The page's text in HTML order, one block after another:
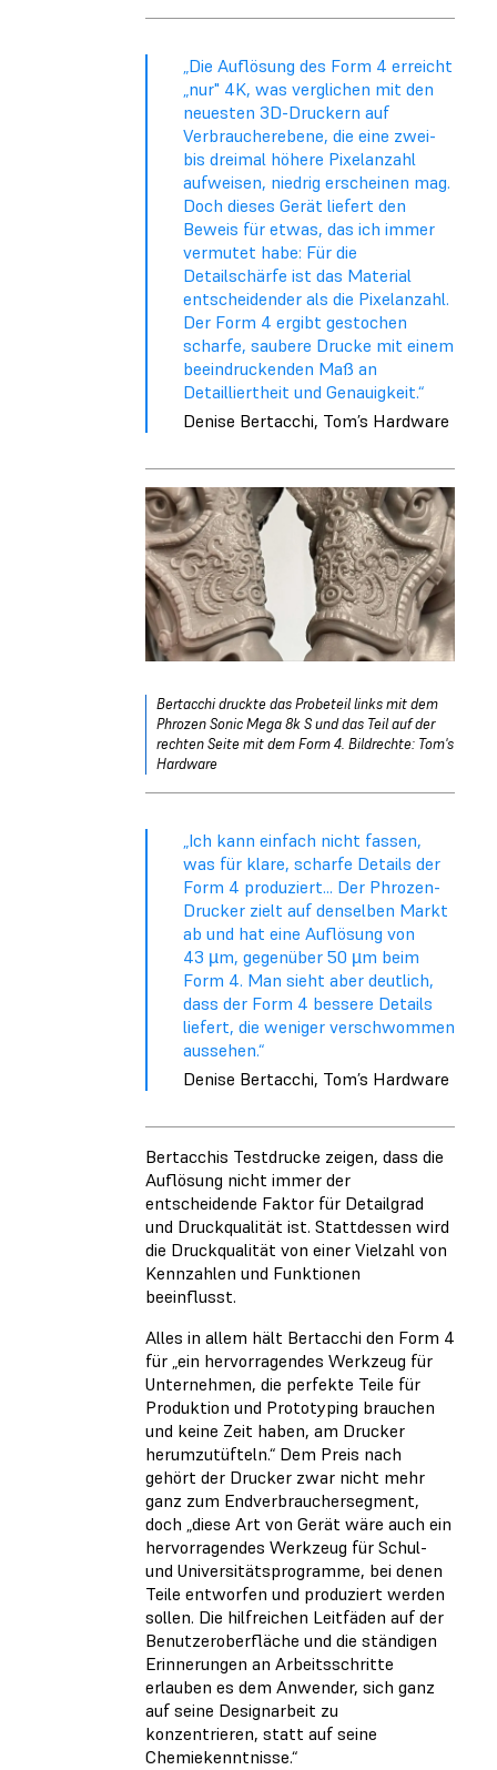
„Die Auflösung des Form 4 erreicht
„nur" 4K, was verglichen mit den
neuesten 3D-Druckern auf
Verbraucherebene, die eine zwei-
bis dreimal höhere Pixelanzahl
aufweisen, niedrig erscheinen mag.
Doch dieses Gerät liefert den
Beweis für etwas, das ich immer
vermutet habe: Für die
Detailschärfe ist das Material
entscheidender als die Pixelanzahl.
Der Form 4 ergibt gestochen
scharfe, saubere Drucke mit einem
beeindruckenden Maß an
Detailliertheit und Genauigkeit.“
Denise Bertacchi, Tom’s Hardware
Bertacchi druckte das Probeteil links mit dem
Phrozen Sonic Mega 8k S und das Teil auf der
rechten Seite mit dem Form 4. Bildrechte: Tom's
Hardware
„Ich kann einfach nicht fassen,
was für klare, scharfe Details der
Form 4 produziert... Der Phrozen-
Drucker zielt auf denselben Markt
ab und hat eine Auflösung von
43 µm, gegenüber 50 µm beim
Form 4. Man sieht aber deutlich,
dass der Form 4 bessere Details
liefert, die weniger verschwommen
aussehen.“
Denise Bertacchi, Tom’s Hardware
Bertacchis Testdrucke zeigen, dass die
Auflösung nicht immer der
entscheidende Faktor für Detailgrad
und Druckqualität ist. Stattdessen wird
die Druckqualität von einer Vielzahl von
Kennzahlen und Funktionen
beeinflusst.
Alles in allem hält Bertacchi den Form 4
für „ein hervorragendes Werkzeug für
Unternehmen, die perfekte Teile für
Produktion und Prototyping brauchen
und keine Zeit haben, am Drucker
herumzutüfteln.“ Dem Preis nach
gehört der Drucker zwar nicht mehr
ganz zum Endverbrauchersegment,
doch „diese Art von Gerät wäre auch ein
hervorragendes Werkzeug für Schul-
und Universitätsprogramme, bei denen
Teile entworfen und produziert werden
sollen. Die hilfreichen Leitfäden auf der
Benutzeroberfläche und die ständigen
Erinnerungen an Arbeitsschritte
erlauben es dem Anwender, sich ganz
auf seine Designarbeit zu
konzentrieren, statt auf seine
Chemiekenntnisse.“